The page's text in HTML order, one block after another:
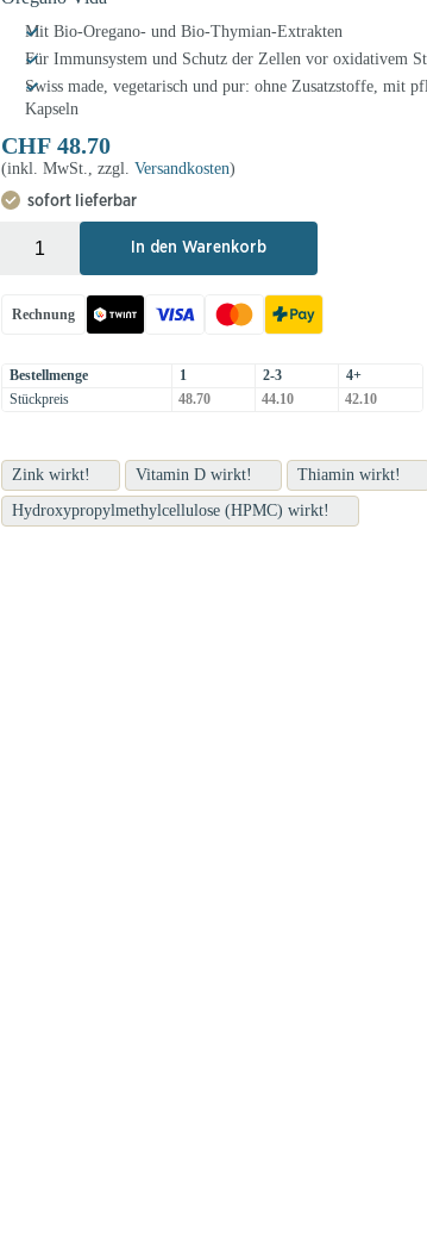
Mit Bio-Oregano- und Bio-Thymian-Extrakten
Für Immunsystem und Schutz der Zellen vor oxidativem
Swiss made, vegetarisch und pur: ohne Zusatzstoffe, mit
Kapseln
CHF48.70
(inkl. MwSt., zzgl. Versandkosten)
sofort lieferbar
In den Warenkorb
Rechnung
Bestellmenge 1 2-3
4+
Stückpreis
48.70 44.10 42.10
Zink wirkt! Vitamin D wirkt!
Thiamin wirkt!
Hydroxypropylmethylcellulose (HPMC) wirkt!